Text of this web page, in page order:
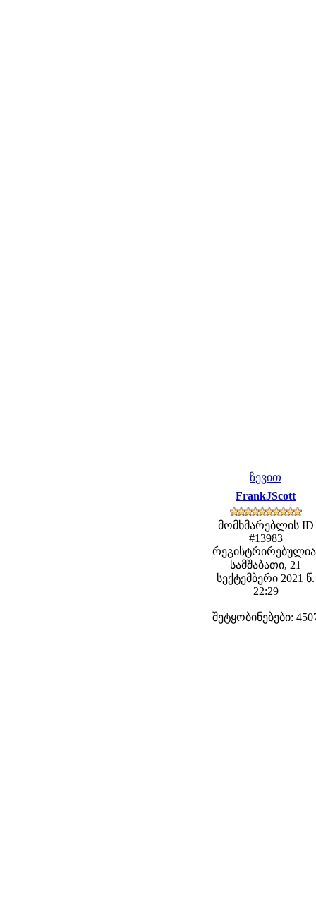
ზევით
FrankJScott
მომხმარებლის ID
#13983
სამშაბათი, 21
სექტემბერი 2021 წ.
22:29
შეტყობინებები: